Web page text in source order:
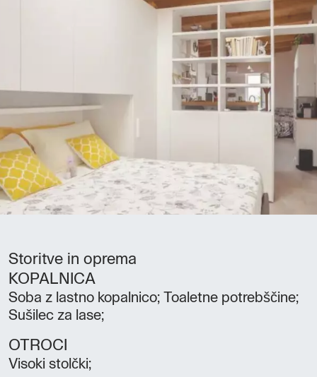
Storitve in oprema
KOPALNICA
Soba z lastno kopalnico; Toaletne potrebščine;
Sušilec za lase;
OTROCI
Visoki stolčki;